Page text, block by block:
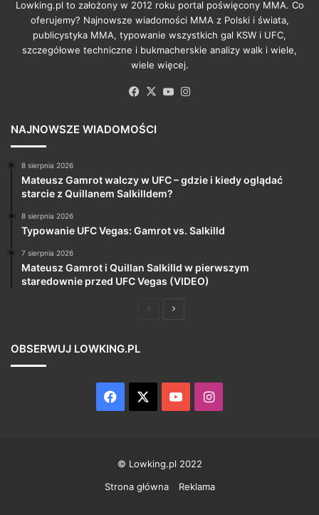
Lowking.pl to założony w 2012 roku portal poświęcony MMA. Co
oferujemy? Najnowsze wiadomości MMA z Polski i świata,
publicystyka MMA, typowanie wszystkich gal KSW i UFC,
szczegółowe techniczne i bukmacherskie analizy walk i wiele,
wiele więcej.
Facebook
X YouTube
NAJNOWSZE WIADOMOŚCI
8 sierpnia 2026
Mateusz Gamrot walczy w UFC – gdzie i kiedy oglądać
starcie z Quillanem Salkilldem?
8 sierpnia 2026
Typowanie UFC Vegas: Gamrot vs. Salkilld
7 sierpnia 2026
Mateusz Gamrot i Quillan Salkilld w pierwszym
staredownie przed UFC Vegas (VIDEO)
PoprzedniaNastępna
OBSERWUJ LOWKING.PL
Facebook YouTubeInstagram
© Lowking.pl 2022
Strona główna
Reklama